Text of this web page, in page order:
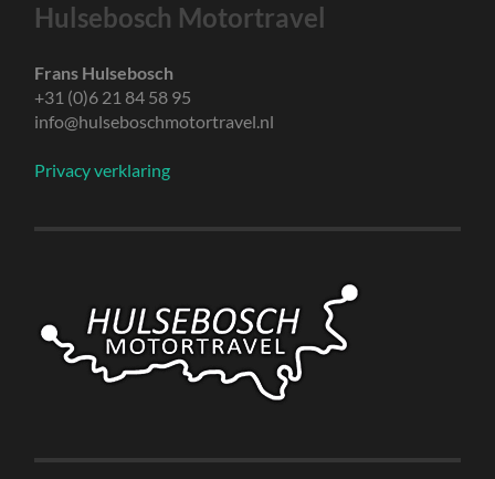
Hulsebosch Motortravel
Frans Hulsebosch
+31 (0)6 21 84 58 95
info@hulseboschmotortravel.nl
Privacy verklaring